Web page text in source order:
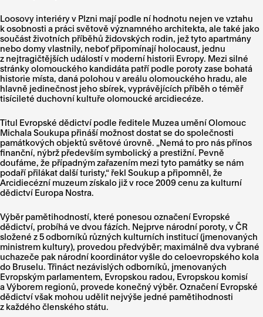
Loosovy interiéry v Plzni mají podle ní hodnotu nejen ve vztahu
k osobnosti a práci světově významného architekta, ale také jako
součást životních příběhů židovských rodin, jež tyto apartmány
nebo domy vlastnily, neboť připomínají holocaust, jednu
z nejtragičtějších událostí v moderní historii Evropy. Mezi silné
stránky olomouckého kandidáta patří podle poroty zase bohatá
historie místa, daná polohou v areálu olomouckého hradu, ale
hlavně jedinečnost jeho sbírek, vyprávějících příběh o téměř
tisícileté duchovní kultuře olomoucké arcidiecéze.
Titul Evropské dědictví podle ředitele Muzea umění Olomouc
Michala Soukupa přináší možnost dostat se do společnosti
památkových objektů světové úrovně. „Nemá to pro nás přínos
finanční, nýbrž především symbolický a prestižní. Pevně
doufáme, že případným zařazením mezi tyto památky se nám
podaří přilákat další turisty,“ řekl Soukup a připomněl, že
Arcidiecézní muzeum získalo již v roce 2009 cenu za kulturní
dědictví Europa Nostra.
Výběr pamětihodností, které ponesou označení Evropské
dědictví, probíhá ve dvou fázích. Nejprve národní poroty, v ČR
složené z 5 odborníků různých kulturních institucí (jmenovaných
ministrem kultury), provedou předvýběr; maximálně dva vybrané
uchazeče pak národní koordinátor vyšle do celoevropského kola
do Bruselu. Třináct nezávislých odborníků, jmenovaných
Evropským parlamentem, Evropskou radou, Evropskou komisí
a Výborem regionů, provede konečný výběr. Označení Evropské
dědictví však mohou udělit nejvýše jedné pamětihodnosti
z každého členského státu.